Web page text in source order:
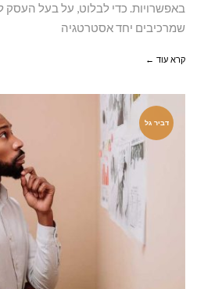
באפשרויות. כדי לבלוט, על בעל העסק
שמרכיבים יחד אסטרטגיה
קרא עוד ←
דביר גל